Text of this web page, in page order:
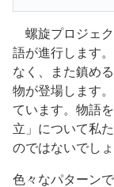
螺旋プロジェク
語が進行します
なく、また鎮め
物が登場します
ています。物語
立」について私
のではないでしょ
色々なパターン